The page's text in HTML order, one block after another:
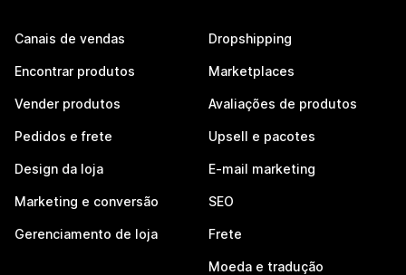
Canais de vendas
Encontrar produtos
Vender produtos
Pedidos e frete
Design da loja
Marketing e conversão
Gerenciamento de loja
Dropshipping
Marketplaces
Avaliações de produtos
Upsell e pacotes
E-mail marketing
SEO
Frete
Moeda e tradução